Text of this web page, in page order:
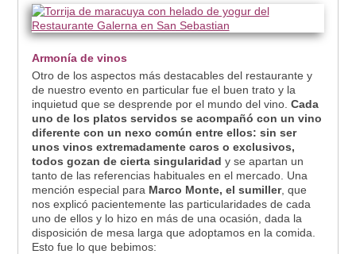
Armonía de vinos
Otro de los aspectos más destacables del restaurante y
de nuestro evento en particular fue el buen trato y la
inquietud que se desprende por el mundo del vino. Cada
uno de los platos servidos se acompañó con un vino
diferente con un nexo común entre ellos: sin ser
unos vinos extremadamente caros o exclusivos,
todos gozan de cierta singularidad y se apartan un
tanto de las referencias habituales en el mercado. Una
mención especial para Marco Monte, el sumiller, que
nos explicó pacientemente las particularidades de cada
uno de ellos y lo hizo en más de una ocasión, dada la
disposición de mesa larga que adoptamos en la comida.
Esto fue lo que bebimos: